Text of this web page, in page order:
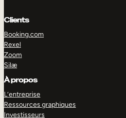
Clients
Booking.com
Rexel
Zoom
Silæ
À propos
L’entreprise
Ressources graphiques
Investisseurs